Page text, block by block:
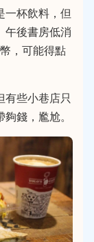
一杯飲料，但
午後書房低消
，可能得點
有些小巷店只
錢，尷尬。